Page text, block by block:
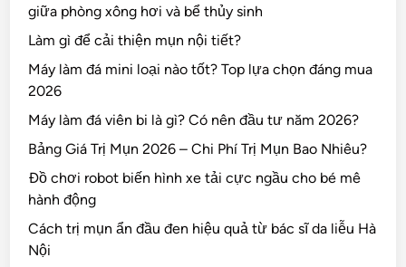
giữa phòng xông hơi và bể thủy sinh
Làm gì để cải thiện mụn nội tiết?
Máy làm đá mini loại nào tốt? Top lựa chọn đáng mua
2026
Máy làm đá viên bi là gì? Có nên đầu tư năm 2026?
Bảng Giá Trị Mụn 2026 – Chi Phí Trị Mụn Bao Nhiêu?
Đồ chơi robot biến hình xe tải cực ngầu cho bé mê
hành động
Cách trị mụn ẩn đầu đen hiệu quả từ bác sĩ da liễu Hà
Nội